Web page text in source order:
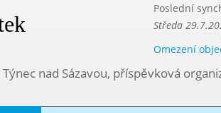
Poslední
Středa
Omezení
nad Sázavou, příspěvková